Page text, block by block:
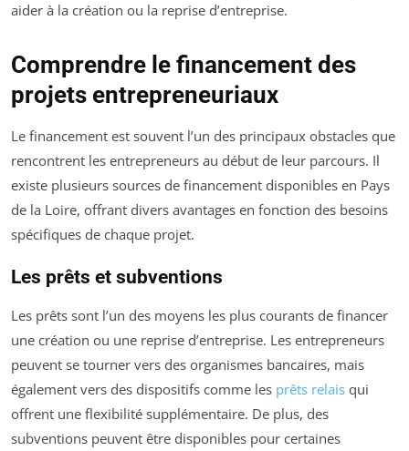
aider à la création ou la reprise d’entreprise.
Comprendre le financement des
projets entrepreneuriaux
Le financement est souvent l’un des principaux obstacles que
rencontrent les entrepreneurs au début de leur parcours. Il
existe plusieurs sources de financement disponibles en Pays
de la Loire, offrant divers avantages en fonction des besoins
spécifiques de chaque projet.
Les prêts et subventions
Les prêts sont l’un des moyens les plus courants de financer
une création ou une reprise d’entreprise. Les entrepreneurs
peuvent se tourner vers des organismes bancaires, mais
également vers des dispositifs comme les prêts relais qui
offrent une flexibilité supplémentaire. De plus, des
subventions peuvent être disponibles pour certaines